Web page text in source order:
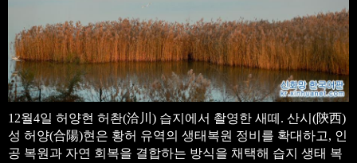
12월4일 허양현 허촨(洽川) 습지에서 촬영한 새떼. 산시(陝西)
성 허양(合陽)현은 황허 유역의 생태복원 정비를 확대하고, 인
공 복원과 자연 회복을 결합하는 방식을 채택해 습지 생태 복